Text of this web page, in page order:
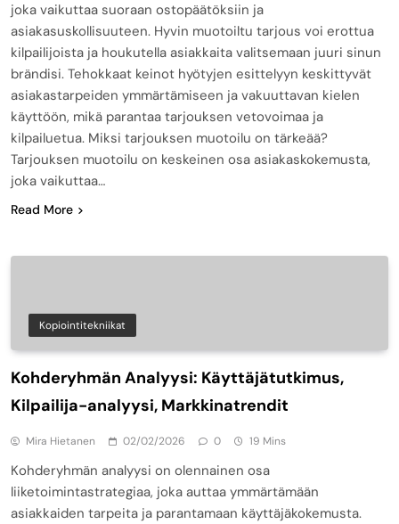
joka vaikuttaa suoraan ostopäätöksiin ja
asiakasuskollisuuteen. Hyvin muotoiltu tarjous voi erottua
kilpailijoista ja houkutella asiakkaita valitsemaan juuri sinun
brändisi. Tehokkaat keinot hyötyjen esittelyyn keskittyvät
asiakastarpeiden ymmärtämiseen ja vakuuttavan kielen
käyttöön, mikä parantaa tarjouksen vetovoimaa ja
kilpailuetua. Miksi tarjouksen muotoilu on tärkeää?
Tarjouksen muotoilu on keskeinen osa asiakaskokemusta,
joka vaikuttaa…
Read More
Kopiointitekniikat
Kohderyhmän Analyysi: Käyttäjätutkimus,
Kilpailija-analyysi, Markkinatrendit
Mira Hietanen 02/02/2026 0 19 Mins
Kohderyhmän analyysi on olennainen osa
liiketoimintastrategiaa, joka auttaa ymmärtämään
asiakkaiden tarpeita ja parantamaan käyttäjäkokemusta.